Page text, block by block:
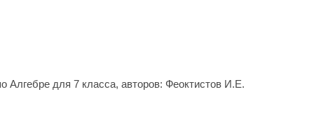
Алгебре для 7 класса, авторов: Феоктистов И.Е.